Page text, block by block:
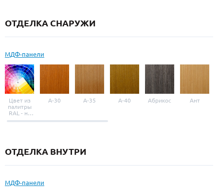
ОТДЕЛКА СНАРУЖИ
МДФ-панели
Цвет из
палитры
RAL - на
выбор
A-30 A-35 A-40 Абрикос Ант
ОТДЕЛКА ВНУТРИ
МДФ-панели